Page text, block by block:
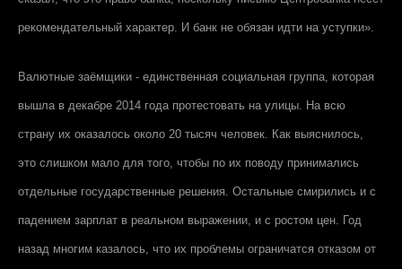
рекомендательный характер. И банк не обязан идти на уступки».
Валютные заёмщики - единственная социальная группа, которая
вышла в декабре 2014 года протестовать на улицы. На всю
страну их оказалось около 20 тысяч человек. Как выяснилось,
это слишком мало для того, чтобы по их поводу принимались
отдельные государственные решения. Остальные смирились и с
падением зарплат в реальном выражении, и с ростом цен. Год
назад многим казалось, что их проблемы ограничатся отказом от